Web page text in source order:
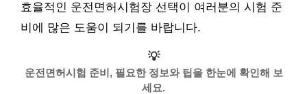
효율적인 운전면허시험장 선택이 여러분의 시험 준
비에 많은 도움이 되기를 바랍니다.
💡
운전면허시험 준비, 필요한 정보와 팁을 한눈에 확인해 보
세요.